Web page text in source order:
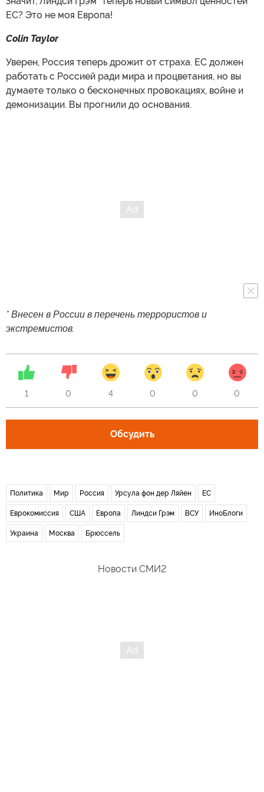
ЕС? Это не моя Европа!
Colin Taylor
Уверен, Россия теперь дрожит от страха. ЕС должен
работать с Россией ради мира и процветания, но вы
думаете только о бесконечных провокациях, войне и
демонизации. Вы прогнили до основания.
* Внесен в России в перечень террористов и
экстремистов.
1 0 4 0 0 0
Обсудить
Политика Мир Россия Урсула фон дер Ляйен ЕС
Еврокомиссия США Европа Линдси Грэм ВСУ ИноБлоги
Украина Москва Брюссель
Новости СМИ2